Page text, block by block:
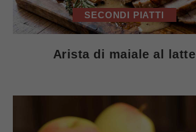
SECONDI PIATTI
Arista di maiale al latte